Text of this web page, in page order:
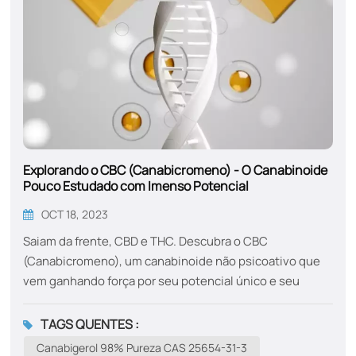
Explorando o CBC (Canabicromeno) - O Canabinoide
Pouco Estudado com Imenso Potencial
OCT 18, 2023
Saiam da frente, CBD e THC. Descubra o CBC
(Canabicromeno), um canabinoide não psicoativo que
vem ganhando força por seu potencial único e seu
ciência por trás do CAS 20675-51-8. Figura 1: Estrutura
molecular do canabicromeno (CBC). ​Revelando o CBC:
TAGS QUENTES :
Canabigerol 98% Pureza CAS 25654-31-3